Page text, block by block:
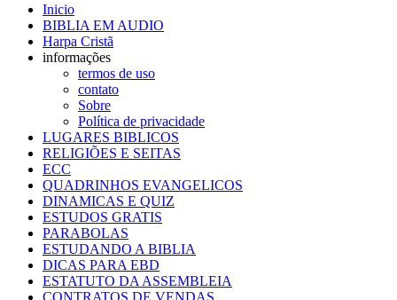
Inicio
BIBLIA EM AUDIO
Harpa Cristã
informações
termos de uso
contato
Sobre
Política de privacidade
LUGARES BIBLICOS
RELIGIÕES E SEITAS
ECC
QUADRINHOS EVANGELICOS
DINAMICAS E QUIZ
ESTUDOS GRATIS
PARABOLAS
ESTUDANDO A BIBLIA
DICAS PARA EBD
ESTATUTO DA ASSEMBLEIA
CONTRATOS DE VENDAS